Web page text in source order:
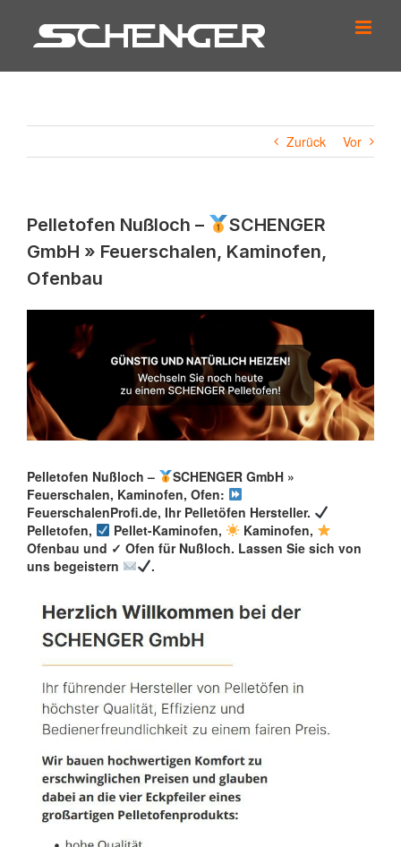
springen
Zurück Vor
Pelletofen Nußloch –
SCHENGER
GmbH » Feuerschalen, Kaminofen,
Ofenbau
Pelletofen Nußloch –
SCHENGER GmbH »
Feuerschalen, Kaminofen, Ofen:
FeuerschalenProfi.de, Ihr Pelletöfen Hersteller.
Pelletofen,
Pellet-Kaminofen,
Kaminofen,
Ofenbau und ✓ Ofen für Nußloch. Lassen Sie sich von
uns begeistern
.